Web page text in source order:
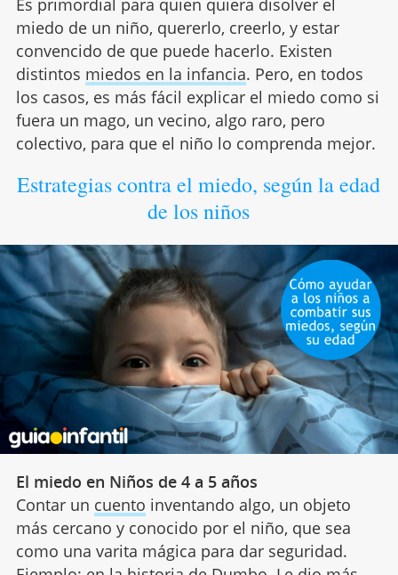
Es primordial para quien quiera disolver el
miedo de un niño, quererlo, creerlo, y estar
convencido de que puede hacerlo. Existen
distintos miedos en la infancia. Pero, en todos
los casos, es más fácil explicar el miedo como si
fuera un mago, un vecino, algo raro, pero
colectivo, para que el niño lo comprenda mejor.
Estrategias contra el miedo, según la edad
de los niños
El miedo en Niños de 4 a 5 años
Contar un cuento inventando algo, un objeto
más cercano y conocido por el niño, que sea
como una varita mágica para dar seguridad.